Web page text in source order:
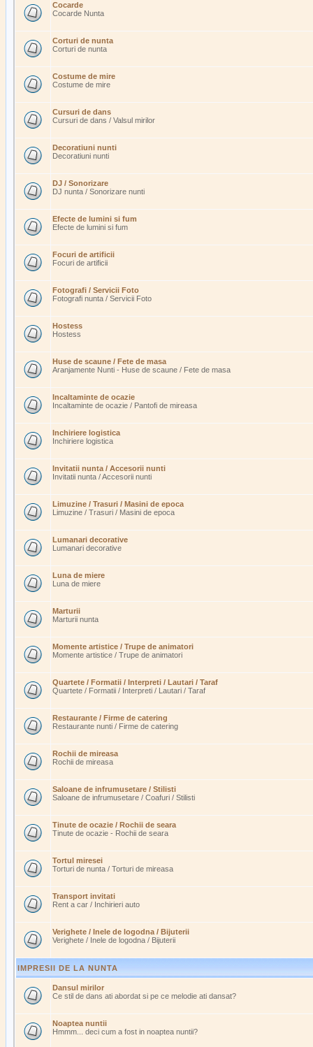
Cocarde
Cocarde Nunta
Corturi de nunta
Corturi de nunta
Costume de mire
Costume de mire
Cursuri de dans
Cursuri de dans / Valsul mirilor
Decoratiuni nunti
Decoratiuni nunti
DJ / Sonorizare
DJ nunta / Sonorizare nunti
Efecte de lumini si fum
Efecte de lumini si fum
Focuri de artificii
Focuri de artificii
Fotografi / Servicii Foto
Fotografi nunta / Servicii Foto
Hostess
Hostess
Huse de scaune / Fete de masa
Aranjamente Nunti - Huse de scaune / Fete de masa
Incaltaminte de ocazie
Incaltaminte de ocazie / Pantofi de mireasa
Inchiriere logistica
Inchiriere logistica
Invitatii nunta / Accesorii nunti
Invitatii nunta / Accesorii nunti
Limuzine / Trasuri / Masini de epoca
Limuzine / Trasuri / Masini de epoca
Lumanari decorative
Lumanari decorative
Luna de miere
Luna de miere
Marturii
Marturii nunta
Momente artistice / Trupe de animatori
Momente artistice / Trupe de animatori
Quartete / Formatii / Interpreti / Lautari / Taraf
Quartete / Formatii / Interpreti / Lautari / Taraf
Restaurante / Firme de catering
Restaurante nunti / Firme de catering
Rochii de mireasa
Rochii de mireasa
Saloane de infrumusetare / Stilisti
Saloane de infrumusetare / Coafuri / Stilisti
Tinute de ocazie / Rochii de seara
Tinute de ocazie - Rochii de seara
Tortul miresei
Torturi de nunta / Torturi de mireasa
Transport invitati
Rent a car / Inchirieri auto
Verighete / Inele de logodna / Bijuterii
Verighete / Inele de logodna / Bijuterii
IMPRESII DE LA NUNTA
Dansul mirilor
Ce stil de dans ati abordat si pe ce melodie ati dansat?
Noaptea nuntii
Hmmm... deci cum a fost in noaptea nuntii?